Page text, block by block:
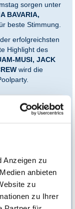
Anzeigen zu
anbieten
zu
zu Ihrer
sorgen unter
BAVARIA,
beste Stimmung.
erfolgreichsten
Highlight des
MUSI, JACK
wird die
einmaligen Eintritt
vom Umtausch
bleiben
verliert das
der
shop/